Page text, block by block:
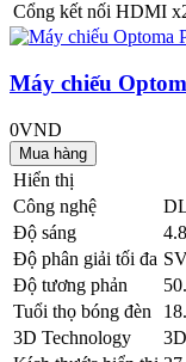
Cổng kết nối HDMI
Máy chiếu
0VND
Hiển thị
Công nghệ
Độ sáng
Độ phân giải tối đa
Độ tương phản
Tuổi thọ bóng đèn
3D Technology